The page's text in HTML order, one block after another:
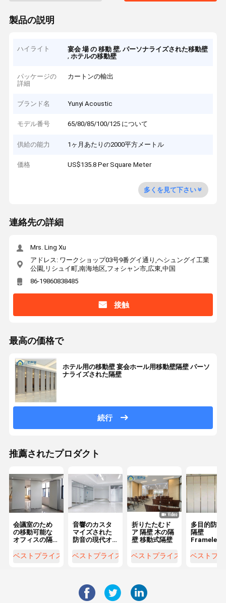
製品の説明
ハイライト 宴会 場 の 移動 壁,パーソナライズされた移動壁
,ホテルの移動壁
パッケージの
詳細
カートンの輸出
ブランド名 Yunyi Acoustic
モデル番号 65/80/85/100/125 について
供給の能力 1ヶ月あたりの2000平方メートル
価格 US$135.8 Per Square Meter
多くを見て下さい
連絡先の詳細
Mrs. Ling Xu
アドレス: ワークショップ03号9番グイ通り,ヘシュングイ工業
公園,リシュイ町,南海地区,フォシャン市,広東,中国
86-19860838485
接触
最高の価格で
ホテル用の移動壁 宴会ホール用移動壁隔壁 パーソ
ナライズされた隔壁
続行
推薦されたプロダクト
会議室のため
の移動可能な
オフィスの隔
ム フレームの
ベストプライス
音響のカスタ
マイズされた
防音の現代オ
の隔壁
ベストプライス
折りたたむド
ア 隔壁 木の隔
壁 移動式隔壁
ベストプライス
多目的防音
隔壁
Frameless
レームのオ
ベストプ